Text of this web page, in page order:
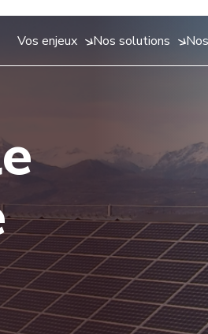
Vos enjeux
actifs - terrains, bâtiments, infrastructures
renouvelables et participez à une transition
créatrice de valeur pour tous.
territoire dans la transition
accompagne dans vos démarches afin de
et locale d' évolution vers une
au service des territoires.
Nos solutions
stationnement
inexploités
Protéger vos
Protéger vos